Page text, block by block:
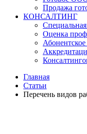
Продажа
КОНСАЛТИНГ
Оценка
Главная
Статьи
Перечень видов